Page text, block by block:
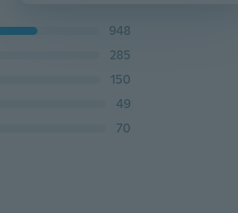
948
285
150
49
70